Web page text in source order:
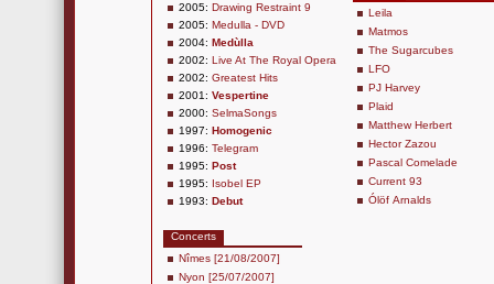
2005: Drawing Restraint 9
2005: Medulla - DVD
2004: Medùlla
2002: Live At The Royal Opera
2002: Greatest Hits
2001: Vespertine
2000: SelmaSongs
1997: Homogenic
1996: Telegram
1995: Post
1995: Isobel EP
1993: Debut
Concerts
Nîmes [21/08/2007]
Nyon [25/07/2007]
Leila
Matmos
The Sugarcubes
LFO
PJ Harvey
Plaid
Matthew Herbert
Hector Zazou
Pascal Comelade
Current 93
Ólöf Arnalds